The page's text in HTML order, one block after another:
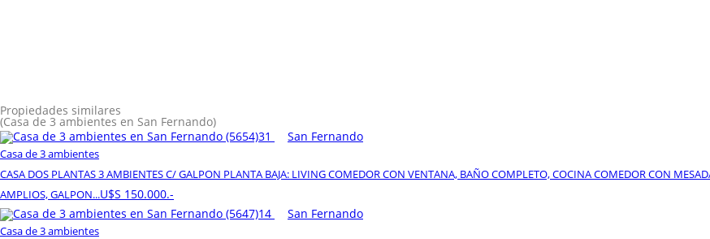
Propiedades similares
(Casa de 3 ambientes en San Fernando)
31
San Fernando
Casa de 3 ambientes
CASA DOS PLANTAS 3 AMBIENTES C/ GALPON PLANTA BAJA: LIVING COMEDOR CON VENTANA, BAÑO COMPLETO, COCINA COMEDOR CON
AMPLIOS, GALPON...U$S 150.000.-
14
San Fernando
Casa de 3 ambientes